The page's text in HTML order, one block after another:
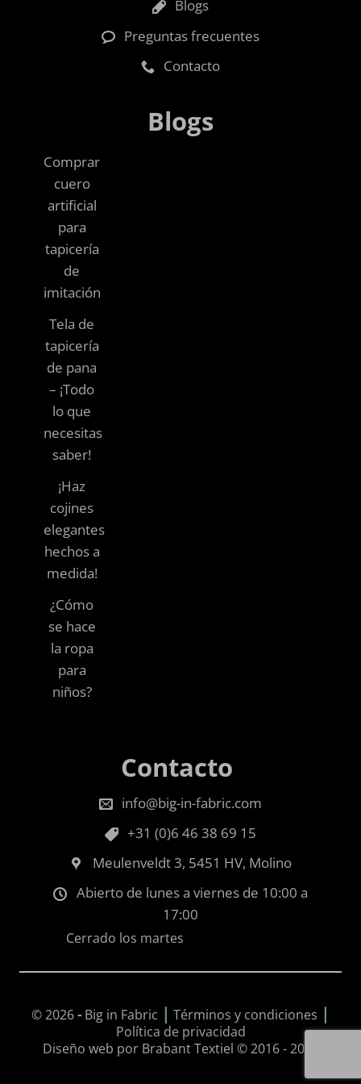
Blogs
Preguntas frecuentes
Contacto
Blogs
Comprar
cuero
artificial
para
tapicería
de
imitación
Tela de
tapicería
de pana
– ¡Todo
lo que
necesitas
saber!
¡Haz
cojines
elegantes
hechos a
medida!
¿Cómo
se hace
la ropa
para
niños?
Contacto
info@big-in-fabric.com
+31 (0)6 46 38 69 15
Meulenveldt 3, 5451 HV, Molino
Abierto de lunes a viernes de 10:00 a
17:00
Cerrado los martes
© 2026-Big in Fabric | Términos y condiciones |
Política de privacidad
Diseño web por Brabant Textiel © 2016 - 2026